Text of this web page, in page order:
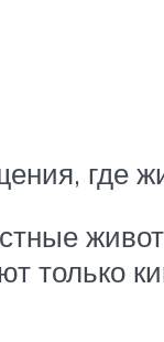
где
только